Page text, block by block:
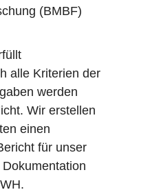
(BMBF)
alle Kriterien der
werden
Wir erstellen
einen
für unser